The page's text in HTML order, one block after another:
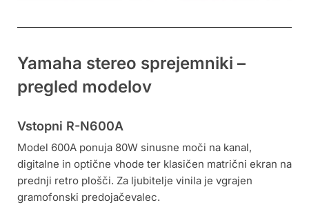
Yamaha stereo sprejemniki –
pregled modelov
Vstopni R-N600A
Model 600A ponuja 80W sinusne moči na kanal,
digitalne in optične vhode ter klasičen matrični ekran na
prednji retro plošči. Za ljubitelje vinila je vgrajen
gramofonski predojačevalec.